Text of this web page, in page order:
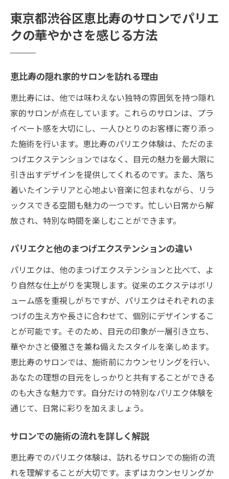
東京都渋谷区恵比寿のサロンでパリエ
クの華やかさを感じる方法
恵比寿の隠れ家的サロンを訪れる理由
恵比寿には、他では味わえない独特の雰囲気を持つ隠れ
家的サロンが点在しています。これらのサロンは、プラ
イベート感を大切にし、一人ひとりのお客様に寄り添っ
た施術を行います。恵比寿のパリエク体験は、ただのま
つげエクステンションではなく、目元の魅力を最大限に
引き出すデザインを提供してくれるのです。また、落ち
着いたインテリアと心地よい音楽に包まれながら、リラ
ックスできる空間も魅力の一つです。忙しい日常から解
放され、特別な時間を楽しむことができます。
パリエクと他のまつげエクステンションの違い
パリエクは、他のまつげエクステンションと比べて、よ
り自然な仕上がりを実現します。従来のエクステはボリ
ューム感を重視しがちですが、パリエクはそれぞれのま
つげの生え方や長さに合わせて、個別にデザインするこ
とが可能です。そのため、目元の印象が一層引き立ち、
華やかさと優雅さを兼ね備えたスタイルを楽しめます。
恵比寿のサロンでは、施術前にカウンセリングを行い、
あなたの理想の目元をしっかりと共有することができる
のも大きな魅力です。自分だけの特別なパリエク体験を
通じて、日常に彩りを加えましょう。
サロンでの施術の流れを詳しく解説
恵比寿でのパリエク体験は、訪れるサロンでの施術の流
れを理解することが大切です。まずはカウンセリングか